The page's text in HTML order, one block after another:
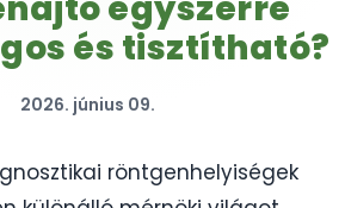
és tisztítható?
2026. június 09.
röntgenhelyiségek